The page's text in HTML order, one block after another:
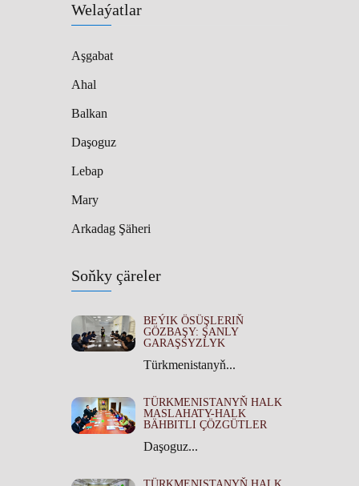
Welaýatlar
Aşgabat
Ahal
Balkan
Daşoguz
Lebap
Mary
Arkadag Şäheri
Soňky çäreler
BEÝIK ÖSÜŞLERIŇ
GÖZBAŞY: ŞANLY
GARAŞSYZLYK
Türkmenistanyň...
TÜRKMENISTANYŇ HALK
MASLAHATY-HALK
BÄHBITLI ÇÖZGÜTLER
Daşoguz...